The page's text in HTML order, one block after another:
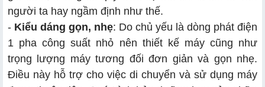
người ta hay ngầm định như thế.
- Kiểu dáng gọn, nhẹ: Do chủ yếu là dòng phát điện
1 pha công suất nhỏ nên thiết kế máy cũng như
trọng lượng máy tương đối đơn giản và gọn nhẹ.
Điều này hỗ trợ cho việc di chuyển và sử dụng máy